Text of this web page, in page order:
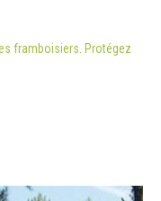
framboisiers. Protégez